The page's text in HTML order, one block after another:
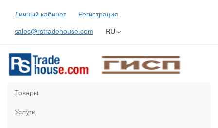
Личный кабинет
Регистрация
sales@rstradehouse.com
RU
Товары
Услуги